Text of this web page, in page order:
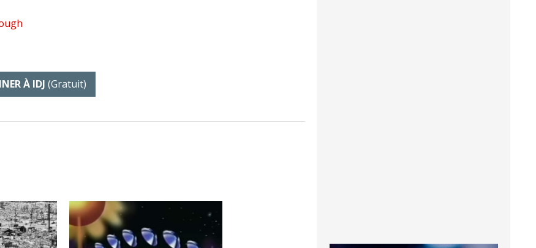
À IDJ (gratuit)